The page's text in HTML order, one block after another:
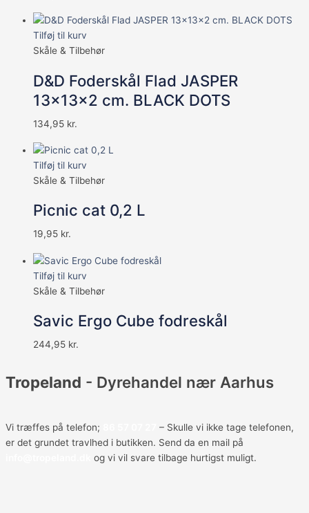
Tilføj til kurv
Skåle & Tilbehør
D&D Foderskål Flad JASPER
13x13x2 cm. BLACK DOTS
134,95 kr.
Tilføj til kurv
Skåle & Tilbehør
Picnic cat 0,2 L
19,95 kr.
Tilføj til kurv
Skåle & Tilbehør
Savic Ergo Cube fodreskål
244,95 kr.
Tropeland - Dyrehandel nær Aarhus
Vi træffes på telefon;
– Skulle vi ikke tage telefonen,
er det grundet travlhed i butikken. Send da en mail på
og vi vil svare tilbage hurtigst muligt.